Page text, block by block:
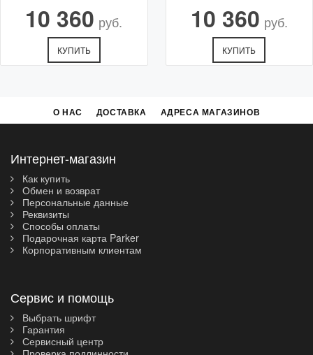
10 360 руб.
КУПИТЬ
10 360 руб.
КУПИТЬ
О НАС ДОСТАВКА АДРЕСА МАГАЗИНОВ
Интернет-магазин
Как купить
Обмен и возврат
Персональные данные
Реквизиты
Способы оплаты
Подарочная карта Parker
Корпоративным клиентам
Сервис и помощь
Выбрать шрифт
Гарантия
Сервисный центр